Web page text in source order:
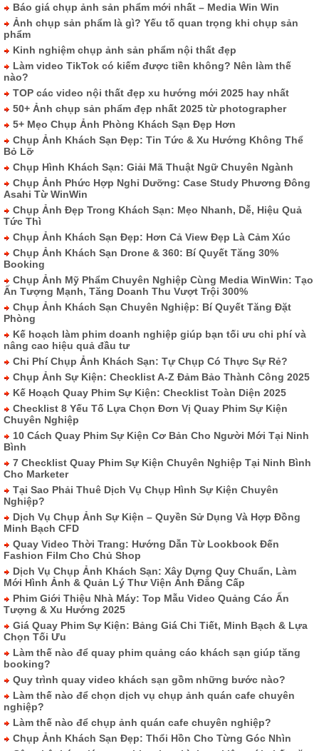
Báo giá chụp ảnh sản phẩm mới nhất – Media Win Win
Ảnh chụp sản phẩm là gì? Yếu tố quan trọng khi chụp sản
phẩm
Kinh nghiệm chụp ảnh sản phẩm nội thất đẹp
Làm video TikTok có kiếm được tiền không? Nên làm thế
nào?
TOP các video nội thất đẹp xu hướng mới 2025 hay nhất
50+ Ảnh chụp sản phẩm đẹp nhất 2025 từ photographer
5+ Mẹo Chụp Ảnh Phòng Khách Sạn Đẹp Hơn
Chụp Ảnh Khách Sạn Đẹp: Tin Tức & Xu Hướng Không Thể
Bỏ Lỡ
Chụp Hình Khách Sạn: Giải Mã Thuật Ngữ Chuyên Ngành
Chụp Ảnh Phức Hợp Nghỉ Dưỡng: Case Study Phương Đông
Asahi Từ WinWin
Chụp Ảnh Đẹp Trong Khách Sạn: Mẹo Nhanh, Dễ, Hiệu Quả
Tức Thì
Chụp Ảnh Khách Sạn Đẹp: Hơn Cả View Đẹp Là Cảm Xúc
Chụp Ảnh Khách Sạn Drone & 360: Bí Quyết Tăng 30%
Booking
Chụp Ảnh Mỹ Phẩm Chuyên Nghiệp Cùng Media WinWin: Tạo
Ấn Tượng Mạnh, Tăng Doanh Thu Vượt Trội 300%
Chụp Ảnh Khách Sạn Chuyên Nghiệp: Bí Quyết Tăng Đặt
Phòng
Kế hoạch làm phim doanh nghiệp giúp bạn tối ưu chi phí và
nâng cao hiệu quả đầu tư
Chi Phí Chụp Ảnh Khách Sạn: Tự Chụp Có Thực Sự Rẻ?
Chụp Ảnh Sự Kiện: Checklist A-Z Đảm Bảo Thành Công 2025
Kế Hoạch Quay Phim Sự Kiện: Checklist Toàn Diện 2025
Checklist 8 Yếu Tố Lựa Chọn Đơn Vị Quay Phim Sự Kiện
Chuyên Nghiệp
10 Cách Quay Phim Sự Kiện Cơ Bản Cho Người Mới Tại Ninh
Bình
7 Checklist Quay Phim Sự Kiện Chuyên Nghiệp Tại Ninh Bình
Cho Marketer
Tại Sao Phải Thuê Dịch Vụ Chụp Hình Sự Kiện Chuyên
Nghiệp?
Dịch Vụ Chụp Ảnh Sự Kiện – Quyền Sử Dụng Và Hợp Đồng
Minh Bạch CFD
Quay Video Thời Trang: Hướng Dẫn Từ Lookbook Đến
Fashion Film Cho Chủ Shop
Dịch Vụ Chụp Ảnh Khách Sạn: Xây Dựng Quy Chuẩn, Làm
Mới Hình Ảnh & Quản Lý Thư Viện Ảnh Đẳng Cấp
Phim Giới Thiệu Nhà Máy: Top Mẫu Video Quảng Cáo Ấn
Tượng & Xu Hướng 2025
Giá Quay Phim Sự Kiện: Bảng Giá Chi Tiết, Minh Bạch & Lựa
Chọn Tối Ưu
Làm thế nào để quay phim quảng cáo khách sạn giúp tăng
booking?
Quy trình quay video khách sạn gồm những bước nào?
Làm thế nào để chọn dịch vụ chụp ảnh quán cafe chuyên
nghiệp?
Làm thế nào để chụp ảnh quán cafe chuyên nghiệp?
Chụp Ảnh Khách Sạn Đẹp: Thổi Hồn Cho Từng Góc Nhìn